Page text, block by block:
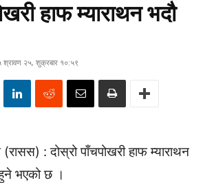
हाफ म्याराथन भदौ
श्रावण २५, शुक्रबार १०:५९
: दोस्रो पाँचपोखरी हाफ म्याराथन
भएको छ ।